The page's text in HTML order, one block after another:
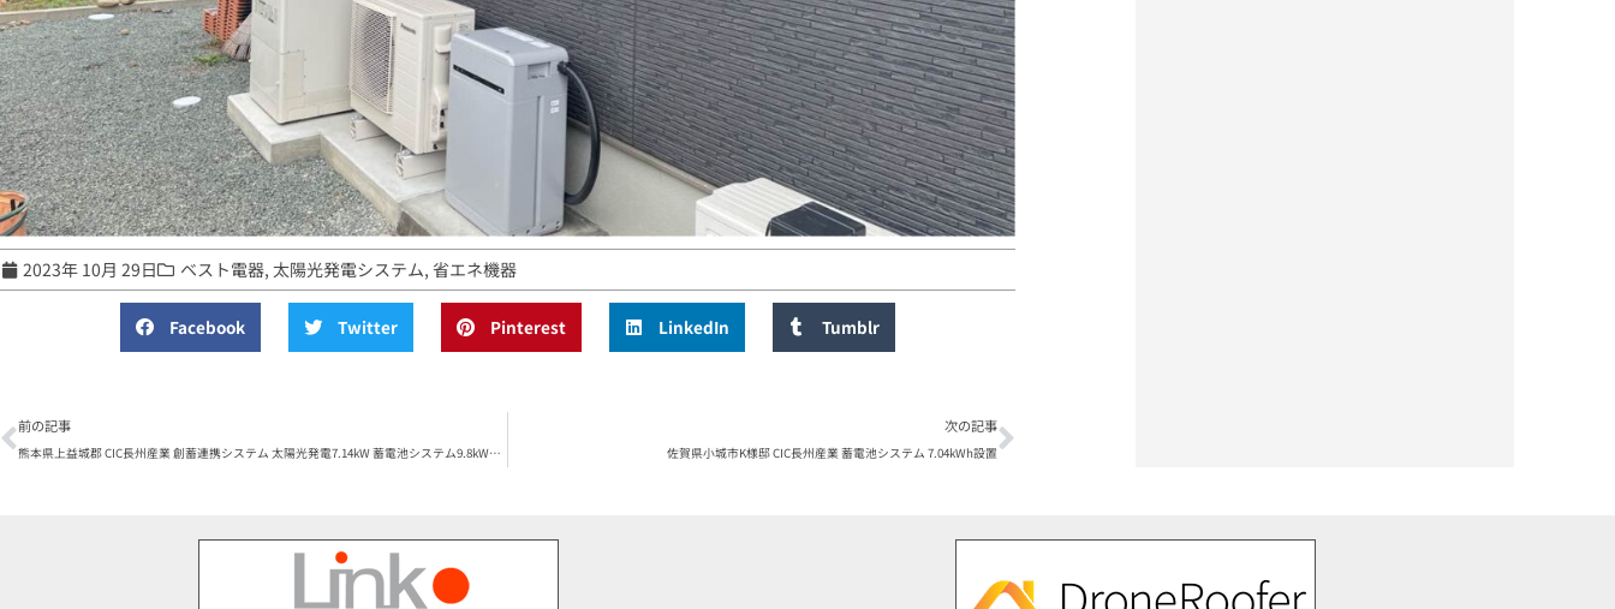
2023年 10月 29日 ベスト電器, 太陽光発電システム, 省エネ機器
Facebook Twitter Pinterest LinkedIn Tumblr
前の記事
熊本県上益城郡 CIC長州産業 創蓄連携システム 太陽光発電7.14kW 蓄電池システム9.8kWh 設置。
次の記事
佐賀県小城市K様邸 CIC長州産業 蓄電池システム 7.04kWh設置